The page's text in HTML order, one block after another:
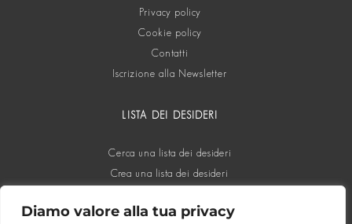
Diamo valore alla tua privacy
Privacy policy
Cookie policy
Contatti
Iscrizione alla Newsletter
LISTA DEI DESIDERI
Cerca una lista dei desideri
Crea una lista dei desideri
SOCIAL